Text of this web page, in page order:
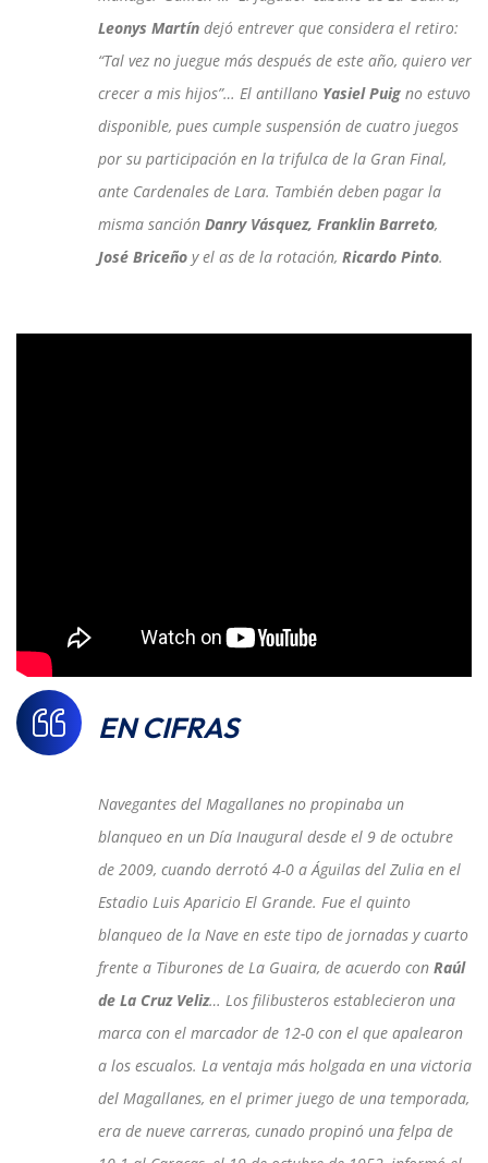
Leonys Martín dejó entrever que considera el retiro:
“Tal vez no juegue más después de este año, quiero ver
crecer a mis hijos”… El antillano Yasiel Puig no estuvo
disponible, pues cumple suspensión de cuatro juegos
por su participación en la trifulca de la Gran Final,
ante Cardenales de Lara. También deben pagar la
misma sanción Danry Vásquez, Franklin Barreto,
José Briceño y el as de la rotación, Ricardo Pinto.
EN CIFRAS
Navegantes del Magallanes no propinaba un
blanqueo en un Día Inaugural desde el 9 de octubre
de 2009, cuando derrotó 4-0 a Águilas del Zulia en el
Estadio Luis Aparicio El Grande. Fue el quinto
blanqueo de la Nave en este tipo de jornadas y cuarto
frente a Tiburones de La Guaira, de acuerdo con Raúl
de La Cruz Veliz… Los filibusteros establecieron una
marca con el marcador de 12-0 con el que apalearon
a los escualos. La ventaja más holgada en una victoria
del Magallanes, en el primer juego de una temporada,
era de nueve carreras, cunado propinó una felpa de